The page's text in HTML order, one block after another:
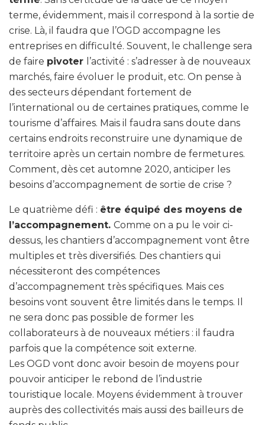
terme, évidemment, mais il correspond à la sortie de
crise. Là, il faudra que l’OGD accompagne les
entreprises en difficulté. Souvent, le challenge sera
de faire pivoter l’activité : s’adresser à de nouveaux
marchés, faire évoluer le produit, etc. On pense à
des secteurs dépendant fortement de
l’international ou de certaines pratiques, comme le
tourisme d’affaires. Mais il faudra sans doute dans
certains endroits reconstruire une dynamique de
territoire après un certain nombre de fermetures.
Comment, dès cet automne 2020, anticiper les
besoins d’accompagnement de sortie de crise ?
Le quatrième défi : être équipé des moyens de
l’accompagnement. Comme on a pu le voir ci-
dessus, les chantiers d’accompagnement vont être
multiples et très diversifiés. Des chantiers qui
nécessiteront des compétences
d’accompagnement très spécifiques. Mais ces
besoins vont souvent être limités dans le temps. Il
ne sera donc pas possible de former les
collaborateurs à de nouveaux métiers : il faudra
parfois que la compétence soit externe.
Les OGD vont donc avoir besoin de moyens pour
pouvoir anticiper le rebond de l’industrie
touristique locale. Moyens évidemment à trouver
auprès des collectivités mais aussi des bailleurs de